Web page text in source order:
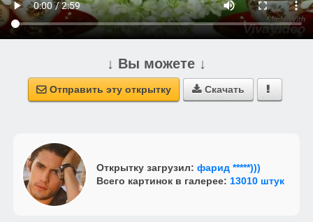
↓ Вы можете ↓
 Отправить эту открытку  Скачать 
Открытку загрузил: фарид *****)))
Всего картинок в галерее: 13010 штук